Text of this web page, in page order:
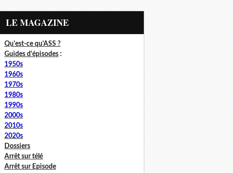
LE MAGAZINE
Qu'est-ce qu'ASS ?
Guides d'épisodes :
1950s
1960s
1970s
1980s
1990s
2000s
2010s
2020s
Dossiers
Arrêt sur télé
Arrêt sur Episode